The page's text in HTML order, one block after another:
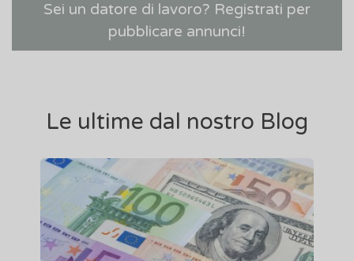
Sei un datore di lavoro? Registrati per
pubblicare annunci!
Le ultime dal nostro Blog